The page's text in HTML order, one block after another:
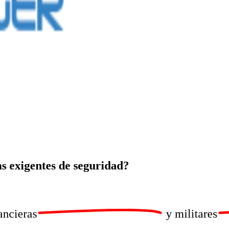
exigentes de seguridad?
y militares